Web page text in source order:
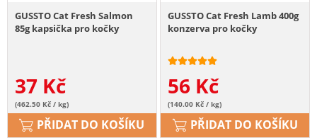
GUSSTO Cat Fresh Salmon
85g kapsička pro kočky
37 Kč
(462.50 Kč / kg)
PŘIDAT DO KOŠÍKU
GUSSTO Cat Fresh Lamb 400g
konzerva pro kočky
56 Kč
(140.00 Kč / kg)
PŘIDAT DO KOŠÍKU